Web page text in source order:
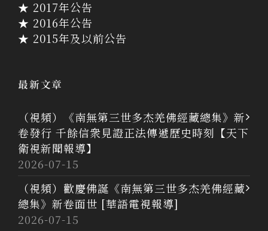
★ 2017年公告
★ 2016年公告
★ 2015年及以前公告
最新文章
（視頻）《南無第三世多杰羌佛經藏總集》新
卷發行 千餘信衆見證正法傳遞歷史時刻【天下
衛視新聞報導】
2026-07-15
（視頻）歡慶佛誕《南無第三世多杰羌佛經藏
總集》新卷面世 [華語電視報導]
2026-07-15